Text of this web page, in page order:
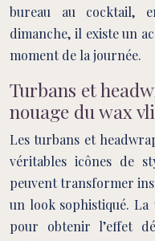
bureau au cocktail,
dimanche, il existe un
moment de la journée.
Turbans et
nouage du wax
Les turbans et
véritables icônes de
peuvent transformer
un look sophistiqué. La
pour obtenir l’effet